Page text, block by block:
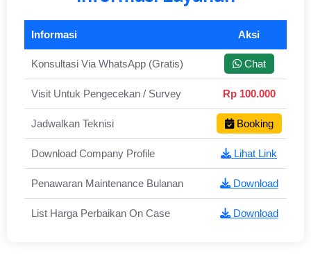
Informasi Aksi
Konsultasi Via WhatsApp (Gratis) Chat
Visit Untuk Pengecekan / Survey Rp 100.000
Jadwalkan Teknisi Booking
Download Company Profile Lihat Link
Penawaran Maintenance Bulanan Download
List Harga Perbaikan On Case Download